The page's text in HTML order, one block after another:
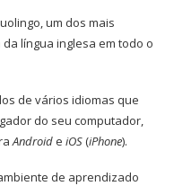
um dos mais
língua inglesa em todo o
de vários idiomas que
do seu computador,
Androide iOS(iPhone).
de aprendizado